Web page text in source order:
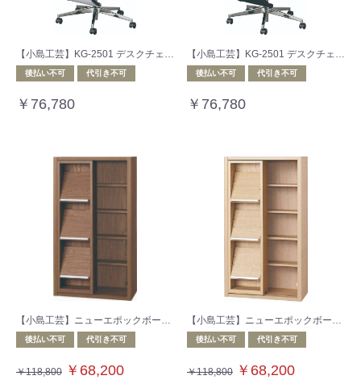
後払い不可 代引き不可
￥76,780
後払い不可 代引き不可
￥76,780
後払い不可 代引き不可
￥118,800 ￥68,200
後払い不可 代引き不可
￥118,800 ￥68,200